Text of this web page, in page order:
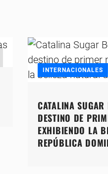
INTERNACIONALES
CATALINA SUGAR
DESTINO DE
EXHIBIENDO LA
REPÚBLICA